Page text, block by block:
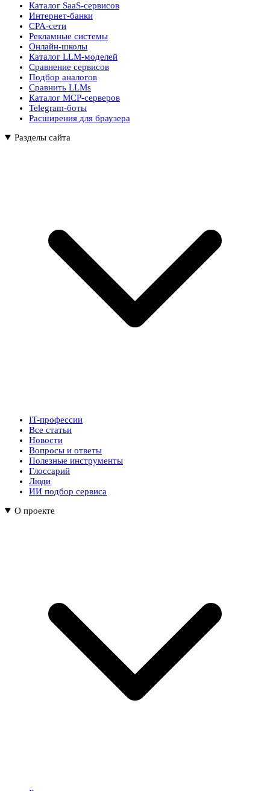
Каталог SaaS-сервисов
Интернет-банки
CPA-сети
Рекламные системы
Онлайн-школы
Каталог LLM-моделей
Сравнение сервисов
Подбор аналогов
Сравнить LLMs
Каталог MCP-серверов
Telegram-боты
Расширения для браузера
Разделы сайта
IT-профессии
Все статьи
Новости
Вопросы и ответы
Полезные инструменты
Глоссарий
Люди
ИИ подбор сервиса
О проекте